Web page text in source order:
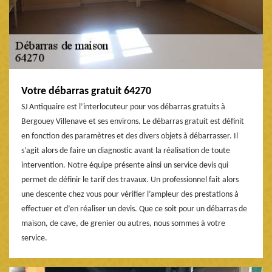
Votre débarras gratuit 64270
SJ Antiquaire est l’interlocuteur pour vos débarras gratuits à
Bergouey Villenave et ses environs. Le débarras gratuit est définit
en fonction des paramètres et des divers objets à débarrasser. Il
s’agit alors de faire un diagnostic avant la réalisation de toute
intervention. Notre équipe présente ainsi un service devis qui
permet de définir le tarif des travaux. Un professionnel fait alors
une descente chez vous pour vérifier l’ampleur des prestations à
effectuer et d’en réaliser un devis. Que ce soit pour un débarras de
maison, de cave, de grenier ou autres, nous sommes à votre
service.